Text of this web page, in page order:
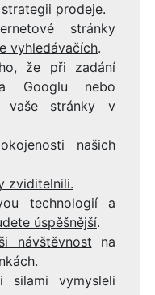
prodeje.
stránky
vyhledávačích.
že při zadání
Googlu nebo
vaše stránky v
našich
zviditelnili.
technologií a
úspěšnější.
návštěvnost na
silami vymysleli